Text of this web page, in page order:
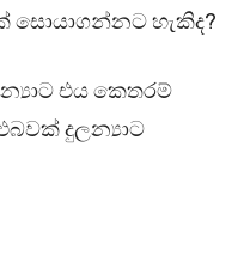
හැකිද?
එය කෙතරම්
දුලන්‍යාට